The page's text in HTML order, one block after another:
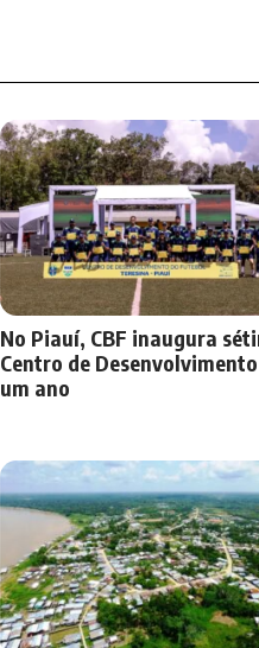
No Piauí, CBF inaugura
Centro de
um ano